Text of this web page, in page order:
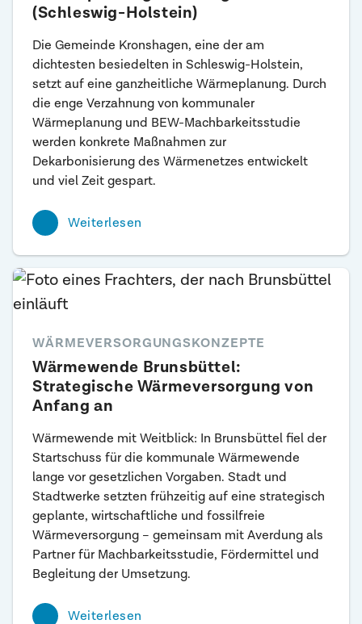
(Schleswig-Holstein)
Die Gemeinde Kronshagen, eine der am
dichtesten besiedelten in Schleswig-Holstein,
setzt auf eine ganzheitliche Wärmeplanung. Durch
die enge Verzahnung von kommunaler
Wärmeplanung und BEW-Machbarkeitsstudie
werden konkrete Maßnahmen zur
Dekarbonisierung des Wärmenetzes entwickelt
und viel Zeit gespart.
Weiterlesen
WÄRMEVERSORGUNGSKONZEPTE
Wärmewende Brunsbüttel:
Strategische Wärmeversorgung von
Anfang an
Wärmewende mit Weitblick: In Brunsbüttel fiel der
Startschuss für die kommunale Wärmewende
lange vor gesetzlichen Vorgaben. Stadt und
Stadtwerke setzten frühzeitig auf eine strategisch
geplante, wirtschaftliche und fossilfreie
Wärmeversorgung – gemeinsam mit Averdung als
Partner für Machbarkeitsstudie, Fördermittel und
Begleitung der Umsetzung.
Weiterlesen